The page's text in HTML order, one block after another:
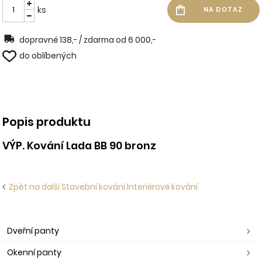
ks
dopravné 138,- / zdarma od 6 000,-
do oblíbených
Popis produktu
VÝP. Kování Lada BB 90 bronz
Zpět na další Stavební kování Interiérové kování
Dveřní panty
Okenní panty